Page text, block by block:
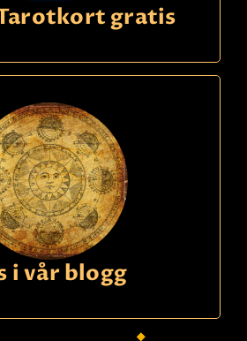
gratis
i vår blogg